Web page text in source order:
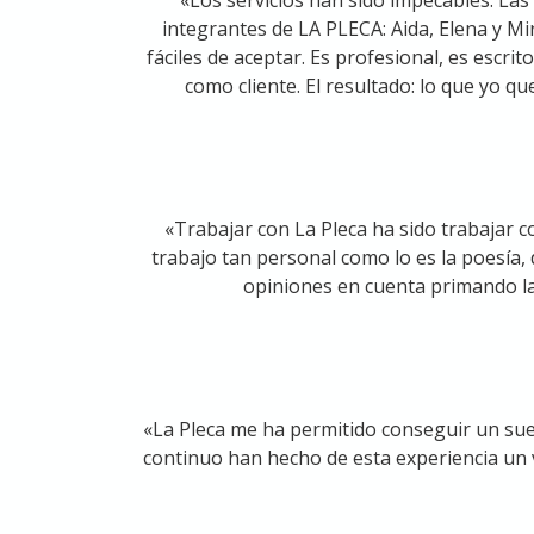
integrantes de LA PLECA: Aida, Elena y
fáciles de aceptar. Es profesional, es
como cliente. El resultado: lo que yo
«Trabajar con La Pleca ha sido trabajar
trabajo tan personal como lo es la
opiniones en cuenta primando
«La Pleca me ha permitido conseguir un
continuo han hecho de esta experiencia un